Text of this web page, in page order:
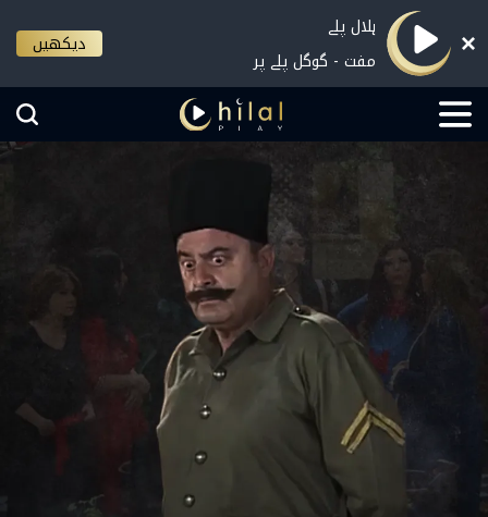
ہلال پلے
مفت - گوگل پلے پر
دیکھیں